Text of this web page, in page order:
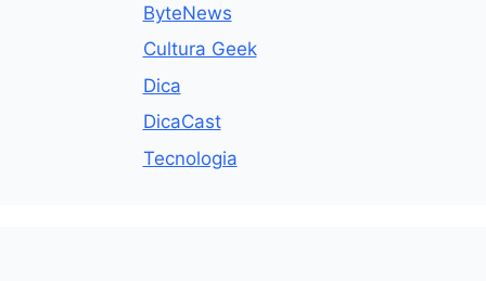
ByteNews
Cultura Geek
Dica
DicaCast
Tecnologia